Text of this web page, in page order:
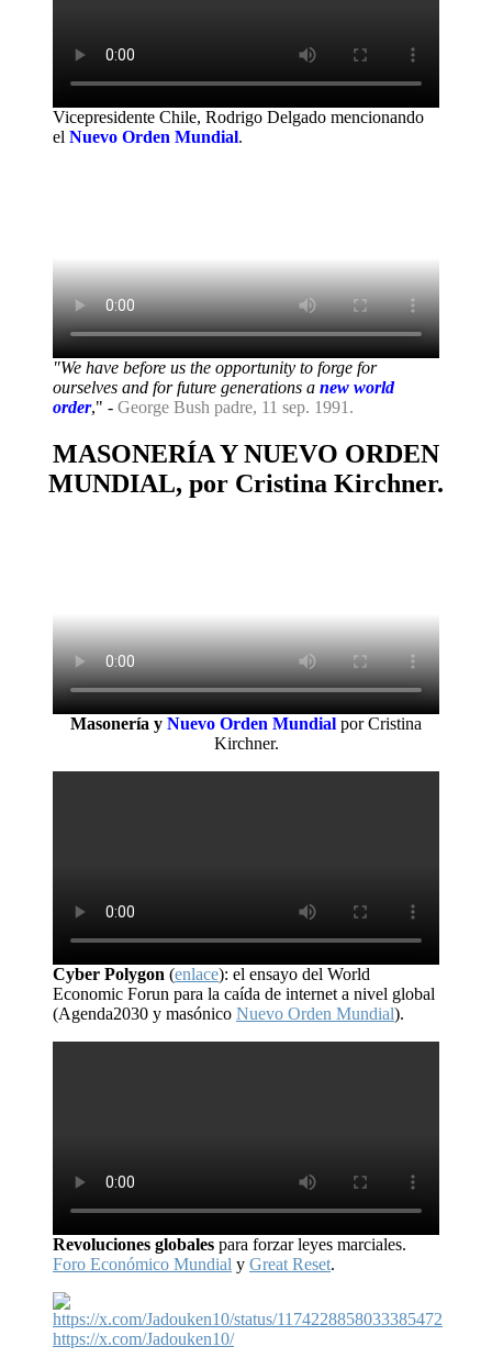
Vicepresidente Chile, Rodrigo Delgado mencionando
el Nuevo Orden Mundial.
"We have before us the opportunity to forge for
ourselves and for future generations a new world
order," - George Bush padre, 11 sep. 1991.
MASONERÍA Y NUEVO ORDEN
MUNDIAL, por Cristina Kirchner.
Masonería y Nuevo Orden Mundial por Cristina
Kirchner.
Cyber Polygon (enlace): el ensayo del World
Economic Forun para la caída de internet a nivel global
(Agenda2030 y masónico Nuevo Orden Mundial).
Revoluciones globales para forzar leyes marciales.
Foro Económico Mundial y Great Reset.
https://x.com/Jadouken10/